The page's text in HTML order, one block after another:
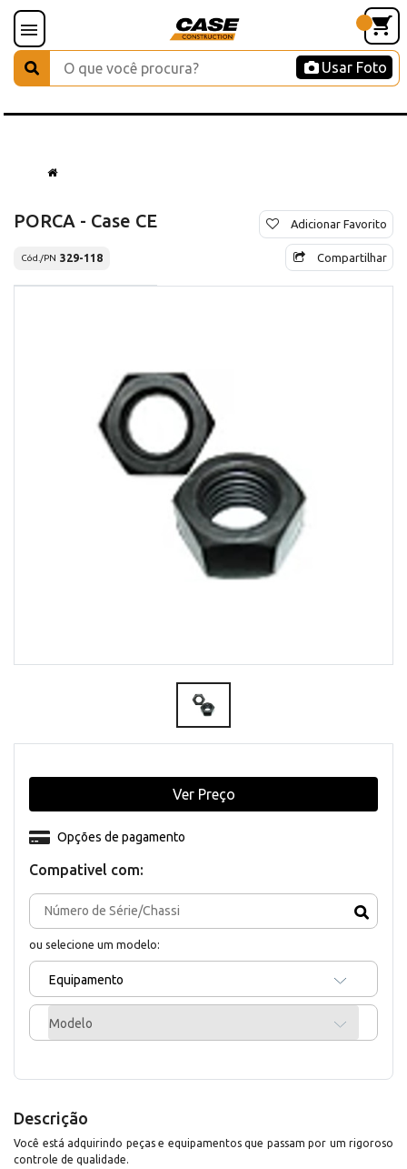
Usar Foto
PORCA - Case CE
Cód./PN 329-118
Adicionar Favorito
Compartilhar
Compativel com:
ou selecione um modelo:
Equipamento
Modelo
Opções de pagamento
Ver Preço
Descrição
Você está adquirindo peças e equipamentos que passam por um rigoroso
controle de qualidade.